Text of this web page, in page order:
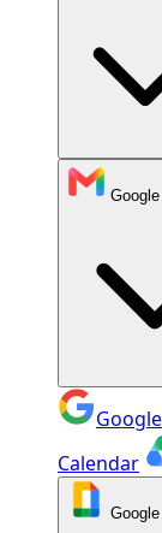
Calendar